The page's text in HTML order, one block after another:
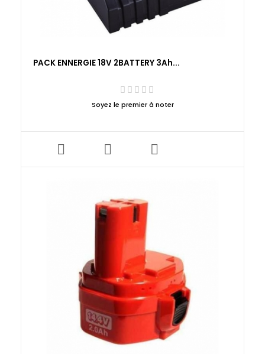
PACK ENNERGIE 18V 2BATTERY 3Ah...
Soyez le premier à noter